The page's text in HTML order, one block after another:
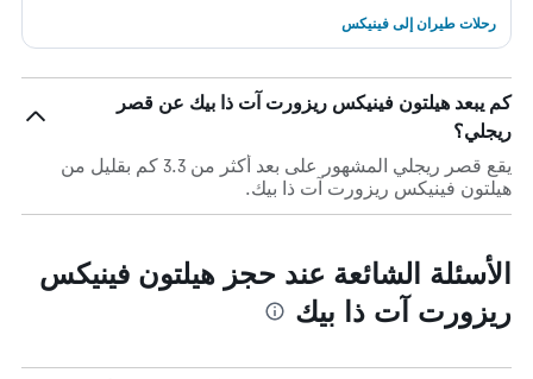
رحلات طيران إلى فينيكس
كم يبعد هيلتون فينيكس ريزورت آت ذا بيك عن قصر
ريجلي؟
يقع قصر ريجلي المشهور على بعد أكثر من 3.3 كم بقليل من
هيلتون فينيكس ريزورت آت ذا بيك.
الأسئلة الشائعة عند حجز هيلتون فينيكس
ريزورت آت ذا بيك